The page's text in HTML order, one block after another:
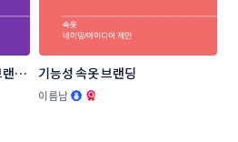
랜드
기능성 속옷 브랜딩
이름남